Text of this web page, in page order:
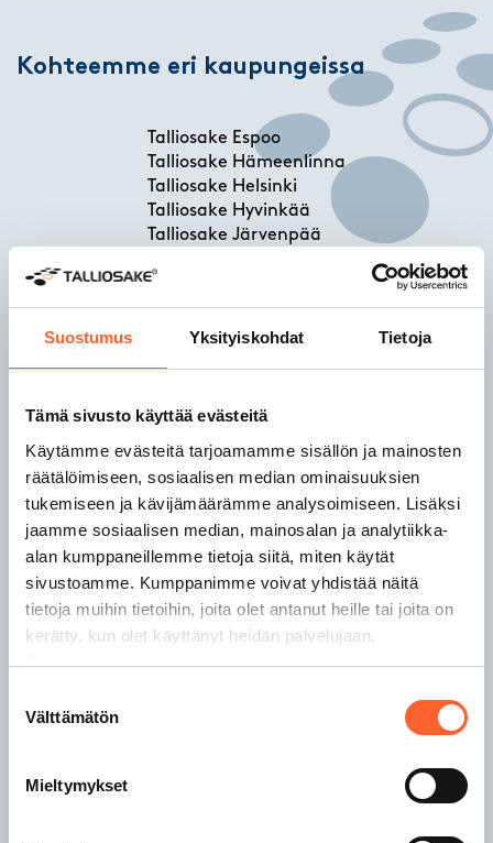
Suostumus Yksityiskohdat Tietoja
Tämä sivusto käyttää evästeitä
Käytämme evästeitä tarjoamamme sisällön ja mainosten
räätälöimiseen, sosiaalisen median ominaisuuksien
tukemiseen ja kävijämäärämme analysoimiseen. Lisäksi
jaamme sosiaalisen median, mainosalan ja analytiikka-
alan kumppaneillemme tietoja siitä, miten käytät
sivustoamme. Kumppanimme voivat yhdistää näitä
tietoja muihin tietoihin, joita olet antanut heille tai joita on
kerätty, kun olet käyttänyt heidän palvelujaan.
Tietosuojaseloste
valinta
Välttämätön
Mieltymykset
Kohteemme eri kaupungeissa
Talliosake Espoo
Talliosake Hämeenlinna
Talliosake Helsinki
Talliosake Hyvinkää
Talliosake Järvenpää
Talliosake Jyväskylä
Talliosake Kaarina
Talliosake Kempele
Talliosake Kirkkonummi
Talliosake Kuopio
Talliosake Lahti
Talliosake Lempäälä
Talliosake Lohja
Talliosake Nokia
Talliosake Nurmijärvi